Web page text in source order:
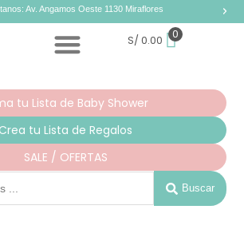
Av. Angamos Oeste 1130 Miraflores
S/ 0.00 0
tu Lista de Baby Shower
Crea tu Lista de Regalos
SALE / OFERTAS
Buscar